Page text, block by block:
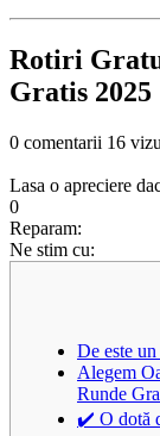
Rotiri
Gratis 2025
0 comentarii 16
Lasa o apreciere
0
Reparam:
Ne stim cu:
De este
Alegem
Runde
✔️ O dotă